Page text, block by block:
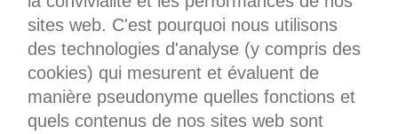
sites web. C'est pourquoi nous utilisons
des technologies d'analyse (y compris des
cookies) qui mesurent et évaluent de
manière pseudonyme quelles fonctions et
quels contenus de nos sites web sont